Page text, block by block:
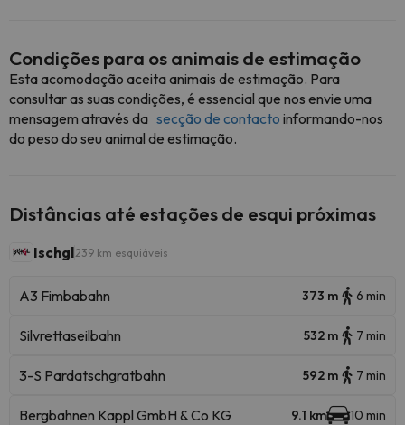
Condições para os animais de estimação
Esta acomodação aceita animais de estimação. Para
consultar as suas condições, é essencial que nos envie uma
mensagem através da secção de contacto informando-nos
do peso do seu animal de estimação.
Distâncias até estações de esqui próximas
Ischgl239 km esquiáveis
A3 Fimbabahn 373 m 6 min
Silvrettaseilbahn 532 m 7 min
3-S Pardatschgratbahn 592 m 7 min
Bergbahnen Kappl GmbH & Co KG 9.1 km 10 min